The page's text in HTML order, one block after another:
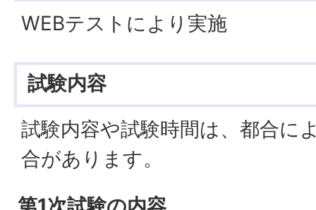
WEBテストにより実施
試験内容
試験内容や試験時間は、都合に
合があります。